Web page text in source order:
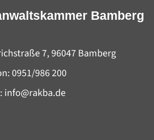
Bamberg
7, 96047 Bamberg
0951/986 200
info@rakba.de